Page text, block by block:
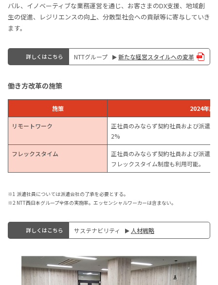
バル、イノベーティブな業務運営を通じ、お客さまのDX支援、地域創
生の促進、レジリエンスの向上、分散型社会への貢献等に寄与していき
ます。
詳しくはこちら NTTグループ 新たな経営スタイルへの変革
働き方改革の施策
施策 2024年度
リモートワーク
正社員のみならず契約社員および派遣社
2%
フレックスタイム
正社員のみならず契約社員および派遣社
フレックスタイム制度も利用可能。
※1 派遣社員については派遣会社の了承を必要とする。
※2 NTT西日本グループ全体の実施率。エッセンシャルワーカーは含まない。
詳しくはこちら サステナビリティ 人材戦略